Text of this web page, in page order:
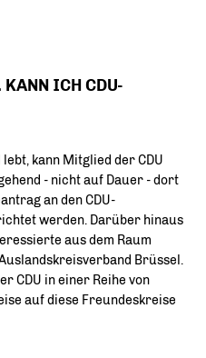
ICH CDU-
kann Mitglied der CDU
- nicht auf Dauer - dort
an den CDU-
werden. Darüber hinaus
aus dem Raum
Brüssel.
CDU in einer Reihe von
auf diese Freundeskreise